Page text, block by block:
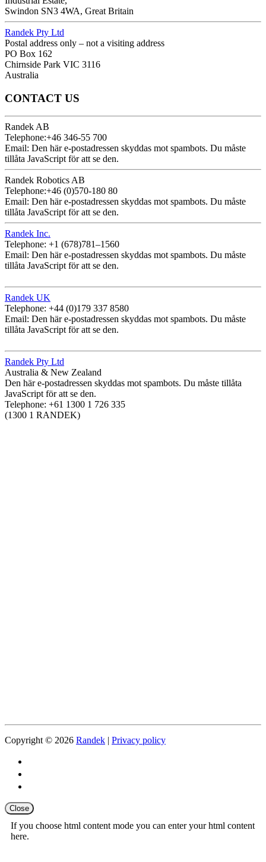
Swindon SN3 4WA, Great Britain
Randek Pty Ltd
Postal address only – not a visiting address
PO Box 162
Chirnside Park VIC 3116
Australia
CONTACT US
Randek AB
Telephone:+46 346-55 700
Email: Den här e-postadressen skyddas mot spambots. Du måste
tillåta JavaScript för att se den.
Randek Robotics AB
Telephone:+46 (0)570-180 80
Email: Den här e-postadressen skyddas mot spambots. Du måste
tillåta JavaScript för att se den.
Randek Inc.
Telephone: +1 (678)781–1560
Email: Den här e-postadressen skyddas mot spambots. Du måste
tillåta JavaScript för att se den.
Randek UK
Telephone: +44 (0)179 337 8580
Email: Den här e-postadressen skyddas mot spambots. Du måste
tillåta JavaScript för att se den.
Randek Pty Ltd
Australia & New Zealand
Den här e-postadressen skyddas mot spambots. Du måste tillåta
JavaScript för att se den.
Telephone: +61 1300 1 726 335
(1300 1 RANDEK)
Copyright © 2026 Randek | Privacy policy
Close
If you choose html content mode you can enter your html content
here.